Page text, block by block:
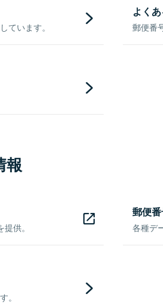
ています。
よく
郵便番
報
供。
郵便
各種デ
。